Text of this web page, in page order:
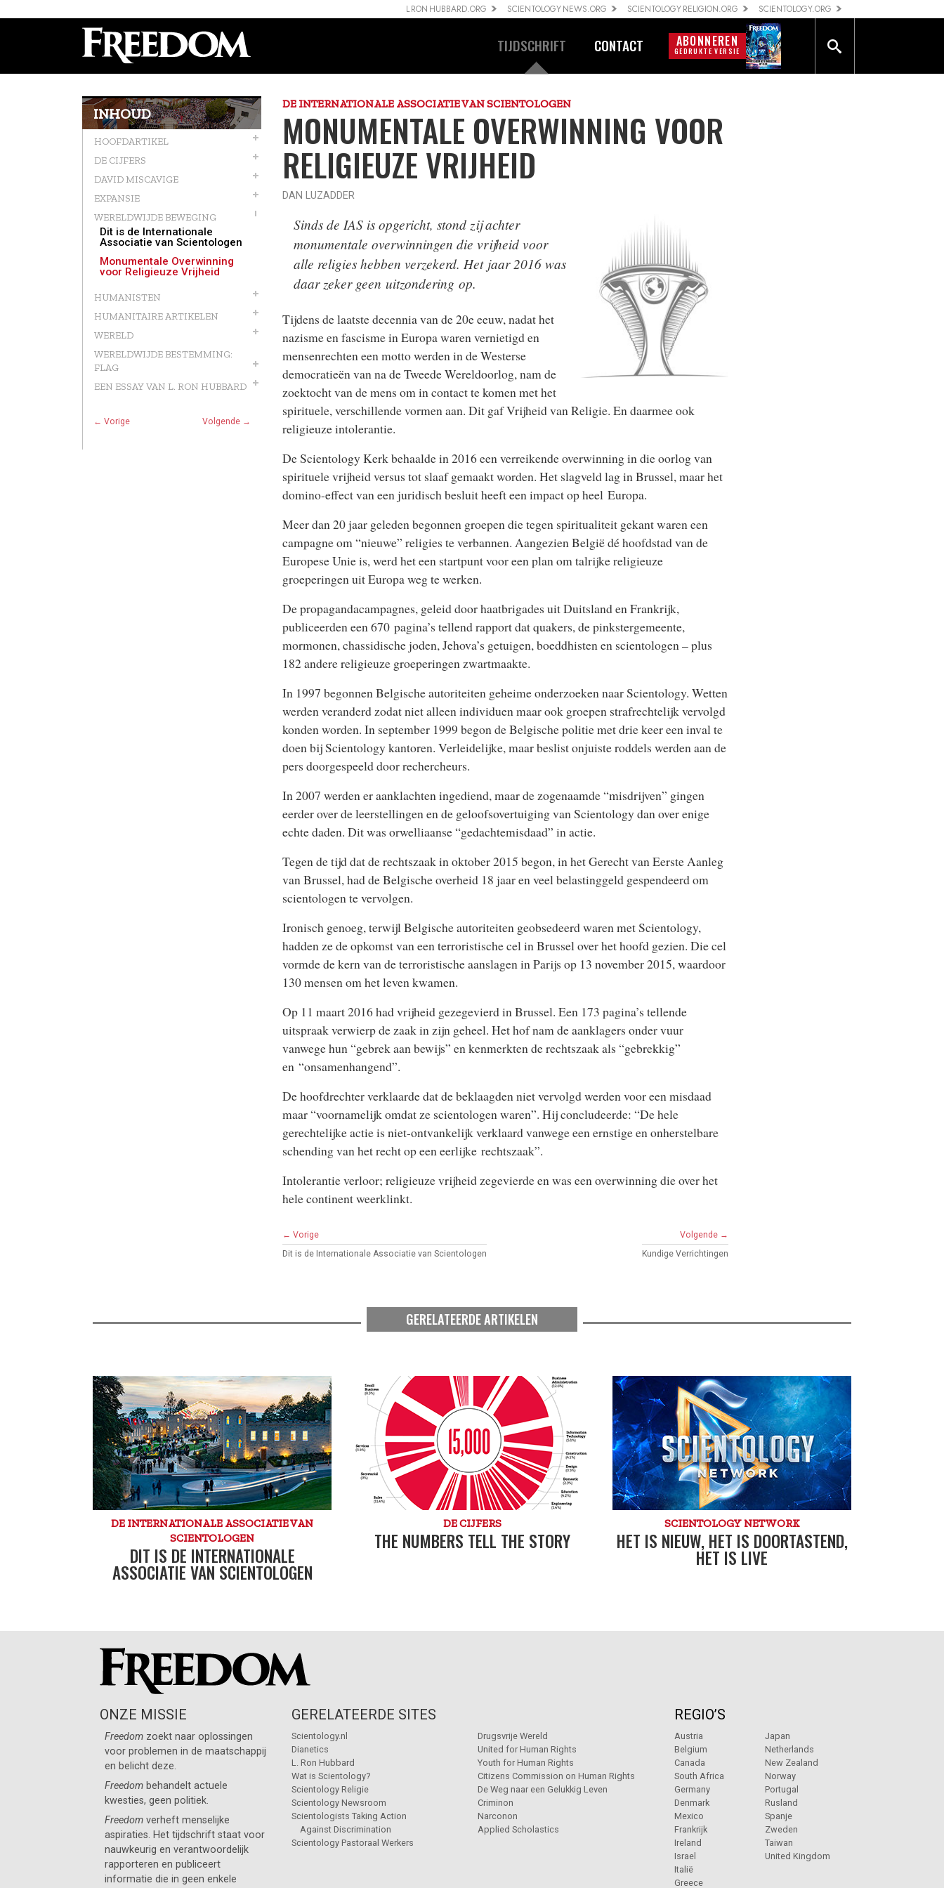
L RON HUBBARD.ORG SCIENTOLOGY NEWS.ORG SCIENTOLOGY RELIGION.ORG SCIENTOLOGY.ORG
TIJDSCHRIFT CONTACT ABONNEREN
GEDRUKTE VERSIE
INHOUD
HOOFDARTIKEL
DE CIJFERS
DAVID MISCAVIGE
EXPANSIE
WERELDWIJDE BEWEGING
Dit is de Internationale
Associatie van Scientologen
Monumentale Overwinning
voor Religieuze Vrijheid
HUMANISTEN
HUMANITAIRE ARTIKELEN
WERELD
WERELDWIJDE BESTEMMING:
FLAG
EEN ESSAY VAN L. RON HUBBARD
← Vorige Volgende →
DE INTERNATIONALE ASSOCIATIE VAN SCIENTOLOGEN
MONUMENTALE OVERWINNING VOOR
RELIGIEUZE VRIJHEID
DAN LUZADDER
Sinds de IAS is opgericht, stond zij achter
monumentale overwinningen die vrijheid voor
alle religieshebben verzekerd. Het jaar 2016 was
daar zeker geen uitzondering op.
Tijdens de laatste decennia van de 20e eeuw, nadat het
nazisme en fascisme in Europa waren vernietigd en
mensenrechten een motto werden in de Westerse
democratieën van na de Tweede Wereldoorlog, nam de
zoektocht van de mens om in contact te komen met het
spirituele, verschillende vormen aan. Dit gaf Vrijheid van Religie. En daarmee ook
religieuze intolerantie.
DeScientology Kerkbehaalde in 2016 een verreikende overwinning in die oorlog van
spirituele vrijheid versus tot slaaf gemaakt worden. Het slagveld lag in Brussel, maar het
domino-effect van een juridisch besluit heeft een impact op heel Europa.
Meer dan 20 jaar geleden begonnen groepen die tegen spiritualiteit gekant waren een
campagne om “nieuwe” religies te verbannen. Aangezien België dé hoofdstad van de
Europese Unie is, werd het een startpunt voor een plan om talrijke religieuze
groeperingen uit Europa weg te werken.
De propagandacampagnes, geleid door haatbrigades uit Duitsland en Frankrijk,
publiceerden een 670 pagina’s tellend rapport dat quakers, de pinkstergemeente,
mormonen, chassidische joden, Jehova’s getuigen, boeddhisten en scientologen – plus
182 andere religieuze groeperingen zwartmaakte.
In 1997 begonnen Belgische autoriteiten geheime onderzoeken naar Scientology. Wetten
werden veranderd zodat niet alleen individuen maar ook groepen strafrechtelijk vervolgd
konden worden. In september 1999 begon de Belgische politie met drie keer een inval te
doen bij Scientology kantoren. Verleidelijke, maar beslist onjuiste roddels werden aan de
pers doorgespeeld door rechercheurs.
In 2007 werden er aanklachten ingediend, maar de zogenaamde “misdrijven” gingen
eerder over de leerstellingen en de geloofsovertuiging van Scientology dan over enige
echte daden. Dit was orwelliaanse “gedachtemisdaad” in actie.
Tegen de tijd dat de rechtszaak in oktober 2015 begon, in het Gerecht van Eerste Aanleg
van Brussel, had de Belgische overheid 18 jaar en veel belastinggeld gespendeerd om
scientologen te vervolgen.
Ironisch genoeg, terwijl Belgische autoriteiten geobsedeerd waren met Scientology,
hadden ze de opkomst van een terroristische cel in Brussel over het hoofd gezien. Die cel
vormde de kern van de terroristische aanslagen in Parijs op 13 november 2015, waardoor
130 mensen om het leven kwamen.
Op 11 maart 2016 hadvrijheid gezegevierd in Brussel. Een 173 pagina’s tellende
uitspraak verwierp de zaak in zijn geheel. Het hof nam de aanklagers onder vuur
vanwege hun “gebrek aan bewijs” en kenmerkten de rechtszaak als “gebrekkig”
en “onsamenhangend”.
De hoofdrechter verklaarde dat de beklaagden niet vervolgd werden voor een misdaad
maar “voornamelijk omdat ze scientologen waren”. Hij concludeerde: “De hele
gerechtelijke actie is niet-ontvankelijk verklaard vanwege een ernstige en onherstelbare
schending van het recht op een eerlijke rechtszaak”.
Intolerantie verloor; religieuze vrijheid zegevierde en was een overwinning die over het
hele continent weerklinkt.
← Vorige
Dit is de Internationale Associatie van Scientologen
Volgende →
Kundige Verrichtingen
GERELATEERDE ARTIKELEN
DE INTERNATIONALE ASSOCIATIE VAN
SCIENTOLOGEN
DIT IS DE INTERNATIONALE
ASSOCIATIE VAN SCIENTOLOGEN
DE CIJFERS
THE NUMBERS TELL THE STORY
SCIENTOLOGY NETWORK
HET IS NIEUW, HET IS DOOR­TASTEND,
HET IS LIVE
ONZE MISSIE
Freedom zoekt naar oplossingen
voor problemen in de maatschappij
en belicht deze.
Freedom behandelt actuele
kwesties, geen politiek.
Freedom verheft menselijke
aspiraties. Het tijdschrift staat voor
nauwkeurig en verantwoordelijk
rapporteren en publiceert
informatie die in geen enkele
GERELATEERDE SITES
Scientology.nl
Dianetics
L. Ron Hubbard
Wat is Scientology?
Scientology Religie
Scientology Newsroom
Scientologists Taking Action
Against Discrimination
Scientology Pastoraal Werkers
Drugsvrije Wereld
United for Human Rights
Youth for Human Rights
Citizens Commission on Human Rights
De Weg naar een Gelukkig Leven
Criminon
Narconon
Applied Scholastics
REGIO’S
Austria
Belgium
Canada
South Africa
Germany
Denmark
Mexico
Frankrijk
Ireland
Israel
Italië
Greece
Japan
Netherlands
New Zealand
Norway
Portugal
Rusland
Spanje
Zweden
Taiwan
United Kingdom